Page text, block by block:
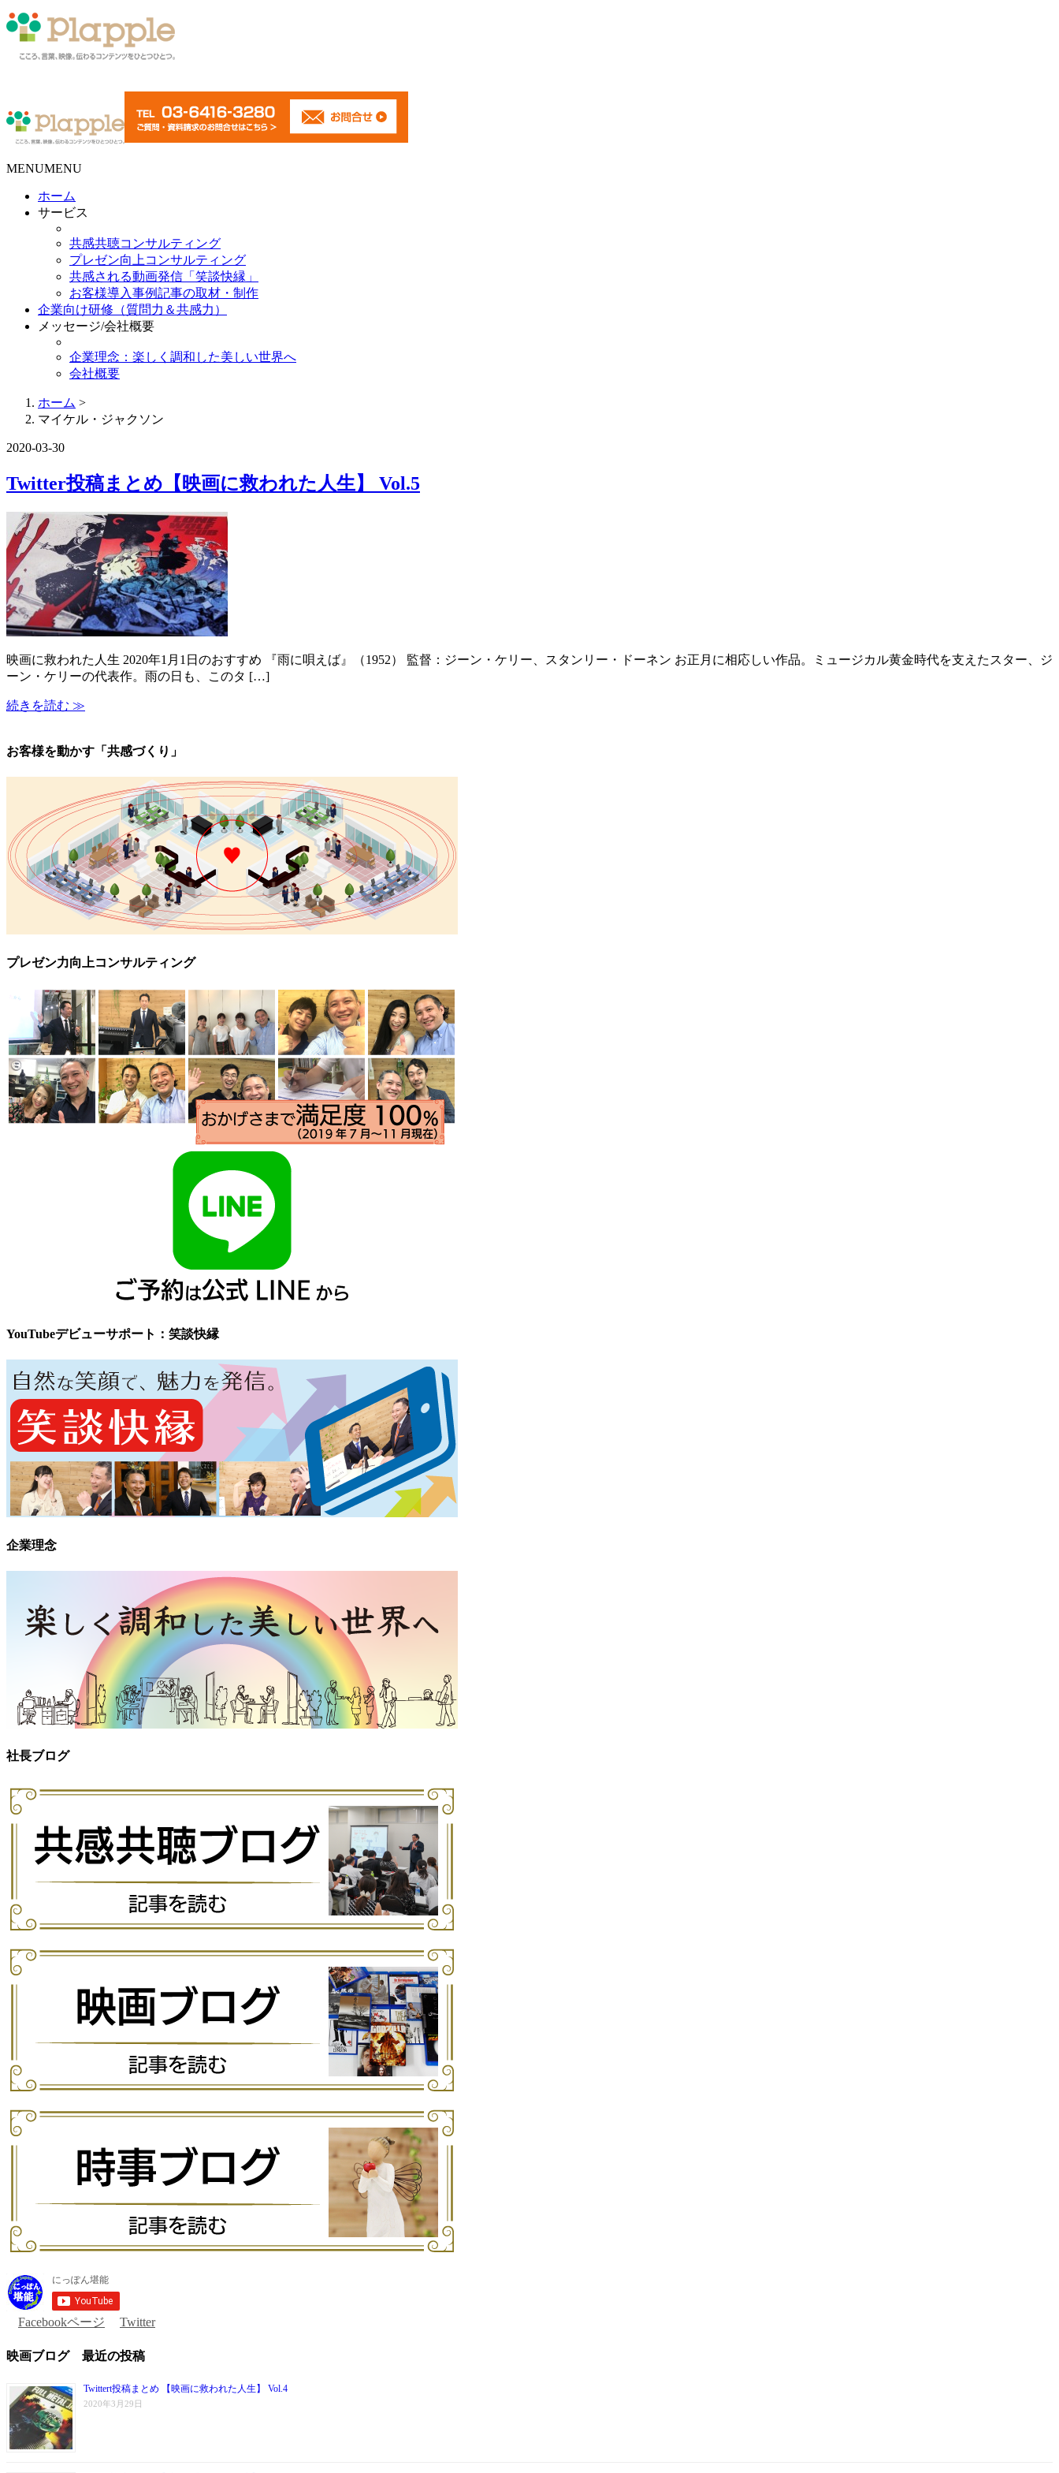
MENUMENU
ホーム
サービス
共感共聴コンサルティング
プレゼン向上コンサルティング
共感される動画発信「笑談快縁」
お客様導入事例記事の取材・制作
企業向け研修（質問力＆共感力）
メッセージ/会社概要
企業理念：楽しく調和した美しい世界へ
会社概要
ホーム >
マイケル・ジャクソン
2020-03-30
Twitter投稿まとめ【映画に救われた人生】 Vol.5
映画に救われた人生 2020年1月1日のおすすめ 『雨に唄えば』（1952） 監督：ジーン・ケリー、スタンリー・ドーネン お正月に相応しい作品。ミュージカル黄金時代を支えたスター、ジ
ーン・ケリーの代表作。雨の日も、このタ […]
続きを読む ≫
お客様を動かす「共感づくり」
プレゼン力向上コンサルティング
YouTubeデビューサポート：笑談快縁
企業理念
社長ブログ
Facebookページ Twitter
映画ブログ 最近の投稿
Twittert投稿まとめ 【映画に救われた人生】 Vol.4
2020年3月29日